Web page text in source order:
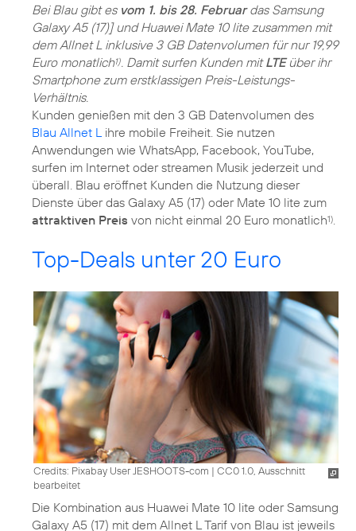
Bei Blau gibt es vom 1. bis 28. Februardas Samsung
Galaxy A5 (17)] und Huawei Mate 10 lite zusammen mit
dem Allnet L inklusive 3 GB Datenvolumen für nur 19,99
Euro monatlich1) . Damit surfen Kunden mitLTEüber ihr
Smartphone zum erstklassigen Preis-Leistungs-
Verhältnis.
Kunden genießen mit den 3 GB Datenvolumen des
Blau Allnet L ihre mobile Freiheit. Sie nutzen
Anwendungen wie WhatsApp, Facebook, YouTube,
surfen im Internet oder streamen Musik jederzeit und
überall. Blau eröffnet Kunden die Nutzung dieser
Dienste über das Galaxy A5 (17) oder Mate 10 lite zum
attraktiven Preis von nicht einmal 20 Euro monatlich1)
Top-Deals unter 20 Euro
Credits: Pixabay User JESHOOTS-com | CC0 1.0, Ausschnitt
bearbeitet
Die Kombination aus Huawei Mate 10 lite oder Samsung
Galaxy A5 (17) mit dem Allnet L Tarif von Blau ist jeweils